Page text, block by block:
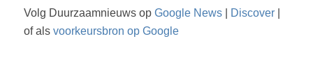
Volg Duurzaamnieuws op Google News| Discover|
of als voorkeursbron op Google